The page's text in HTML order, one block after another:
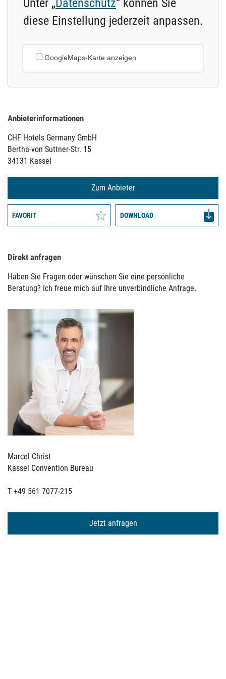
Unter „Datenschutz“ können Sie
diese Einstellung jederzeit anpassen.
GoogleMaps-Karte anzeigen
Anbieterinformationen
CHF Hotels Germany GmbH
Bertha-von Suttner-Str. 15
34131 Kassel
Zum Anbieter
FAVORIT DOWNLOAD
Direkt anfragen
Haben Sie Fragen oder wünschen Sie eine persönliche
Beratung? Ich freue mich auf Ihre unverbindliche Anfrage.
Marcel Christ
Kassel Convention Bureau
T +49 561 7077-215
Jetzt anfragen